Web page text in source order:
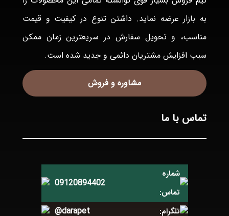
به بازار عرضه نمايد. داشتن تنوع در كيفيت و قيمت
مناسب، و تحويل سفارش در سريعترين زمان ممكن
سبب افزايش مشتريان دائمی و جديد شده است.
مشاوره و فروش
تماس با ما
شماره
تماس:
09120894402
تلگرام: @darapet